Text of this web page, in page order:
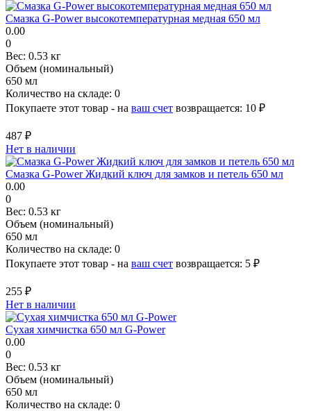
Смазка G-Power высокотемпературная медная 650 мл
0.00
0
Вес: 0.53 кг
Объем (номинальный)
650 мл
Количество на складе: 0
Покупаете этот товар - на ваш счет возвращается: 10 ₽
487 ₽
Нет в наличии
Смазка G-Power Жидкий ключ для замков и петель 650 мл
0.00
0
Вес: 0.53 кг
Объем (номинальный)
650 мл
Количество на складе: 0
Покупаете этот товар - на ваш счет возвращается: 5 ₽
255 ₽
Нет в наличии
Сухая химчистка 650 мл G-Power
0.00
0
Вес: 0.53 кг
Объем (номинальный)
650 мл
Количество на складе: 0